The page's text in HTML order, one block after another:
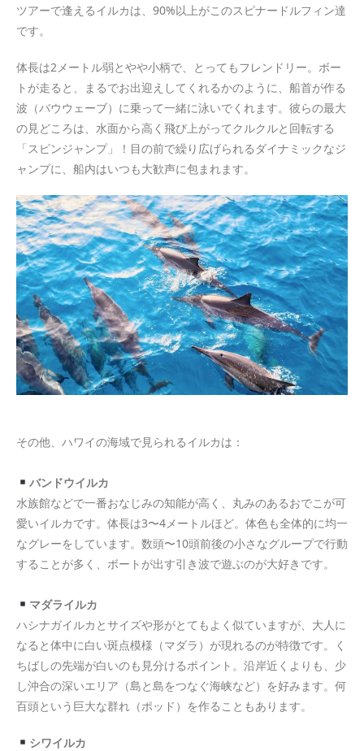
ツアーで逢えるイルカは、90%以上がこのスピナードルフィン達
です。
体長は2メートル弱とやや小柄で、とってもフレンドリー。ボー
トが走ると、まるでお出迎えしてくれるかのように、船首が作る
波（バウウェーブ）に乗って一緒に泳いでくれます。彼らの最大
の見どころは、水面から高く飛び上がってクルクルと回転する
「スピンジャンプ」！目の前で繰り広げられるダイナミックなジ
ャンプに、船内はいつも大歓声に包まれます。
その他、ハワイの海域で見られるイルカは：
バンドウイルカ
水族館などで一番おなじみの知能が高く、丸みのあるおでこが可
愛いイルカです。体長は3〜4メートルほど。体色も全体的に均一
なグレーをしています。数頭〜10頭前後の小さなグループで行動
することが多く、ボートが出す引き波で遊ぶのが大好きです。
マダライルカ
ハシナガイルカとサイズや形がとてもよく似ていますが、大人に
なると体中に白い斑点模様（マダラ）が現れるのが特徴です。く
ちばしの先端が白いのも見分けるポイント。沿岸近くよりも、少
し沖合の深いエリア（島と島をつなぐ海峡など）を好みます。何
百頭という巨大な群れ（ポッド）を作ることもあります。
シワイルカ